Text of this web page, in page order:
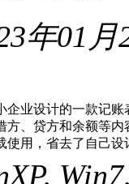
年01月
企业设计的一款记
方、贷方和余额等
使用，省去了自己